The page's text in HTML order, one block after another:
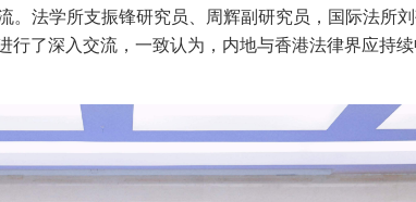
法学所支振锋研究员、周辉副研究员，国际法所
了深入交流，一致认为，内地与香港法律界应持